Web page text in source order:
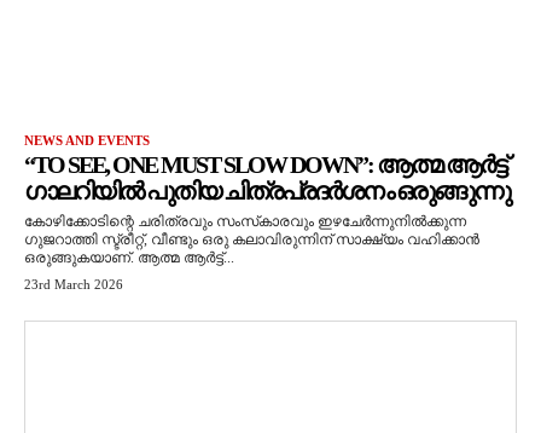
NEWS AND EVENTS
“TO SEE, ONE MUST SLOW DOWN”: ആത്മ ആർട്ട്
ഗാലറിയിൽ പുതിയ ചിത്രപ്രദർശനം ഒരുങ്ങുന്നു
കോഴിക്കോടിന്റെ ചരിത്രവും സംസ്‌കാരവും ഇഴചേർന്നുനിൽക്കുന്ന
ഗുജറാത്തി സ്ട്രീറ്റ്, വീണ്ടും ഒരു കലാവിരുന്നിന് സാക്ഷ്യം വഹിക്കാൻ
ഒരുങ്ങുകയാണ്. ആത്മ ആർട്ട്...
23rd March 2026